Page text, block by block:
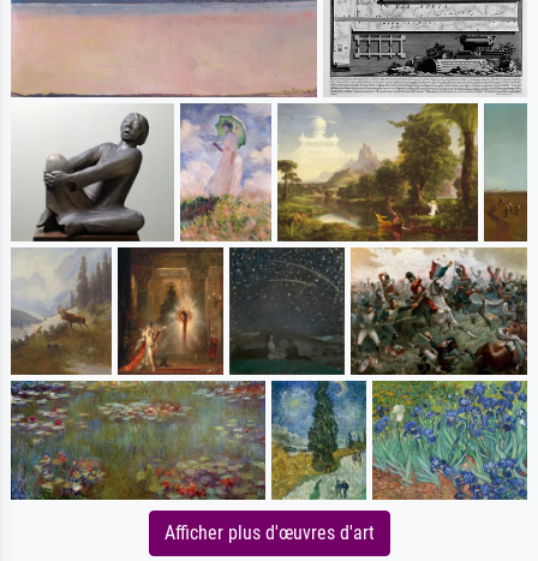
Afficher plus d'œuvres d'art